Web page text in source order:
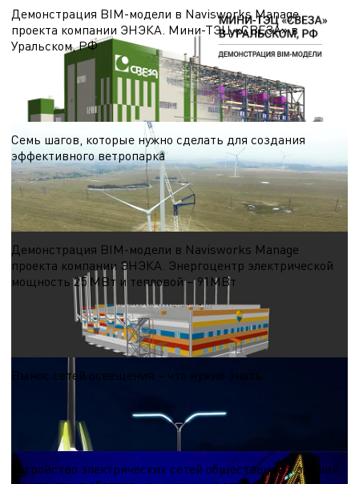
Демонстрация BIM-модели в Navisworks Manage
проекта компании ЭНЭКА. Мини-ТЭЦ «СВЕЗА» в
Уральском, РФ
В видео показано здание Мини-ТЭЦ с выработкой электрической и тепловой
энергии для деревообрабатывающего комбината «СВЕЗА» в Уральском, РФ
23.10.2024
Семь шагов, которые нужно сделать для создания
эффективного ветропарка
Первый шаг. Проведение скрининга (выбора) потенциальных площадок для
проектирования ветроэнергетической станции (ВЭС)
19.10.2024
Демонстрация BIM-модели в Navisworks Manage
проекта компании ЭНЭКА. Энергоцентр электрической
мощность 25 МВт и тепловой – 91МВт
В видео показано здание энергоцентра. Видео демонстрирует:
Вынос сетей освещения – что нужно знать
Устройство электрических сетей общественных зданий.